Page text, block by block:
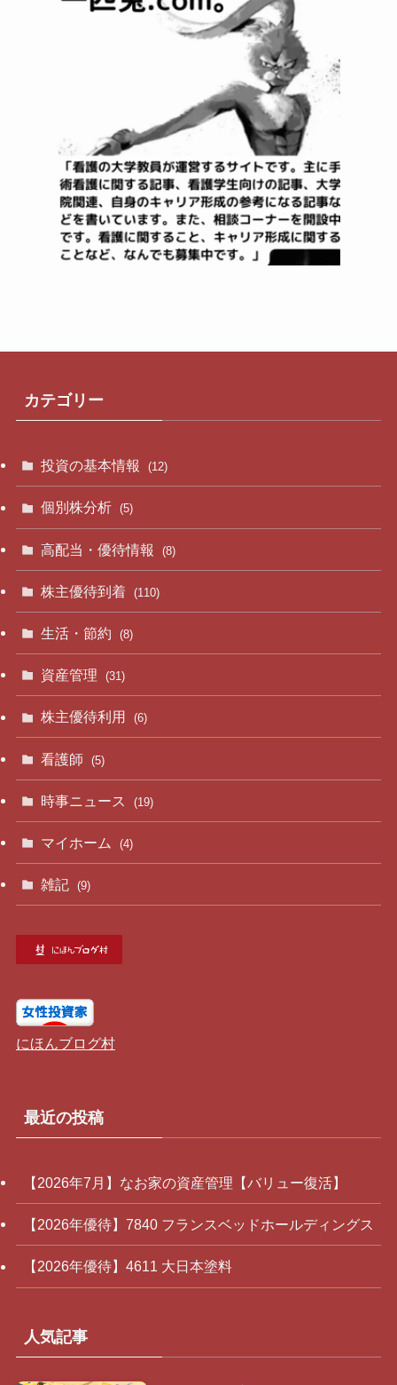
カテゴリー
投資の基本情報 (12)
個別株分析 (5)
高配当・優待情報 (8)
株主優待到着 (110)
生活・節約 (8)
資産管理 (31)
株主優待利用 (6)
看護師 (5)
時事ニュース (19)
マイホーム (4)
雑記 (9)
にほんブログ村
最近の投稿
【2026年7月】なお家の資産管理【バリュー復活】
【2026年優待】7840 フランスベッドホールディングス
【2026年優待】4611 大日本塗料
人気記事